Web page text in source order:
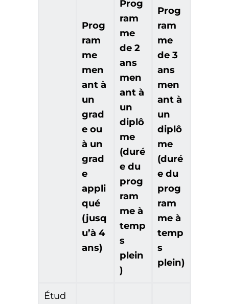
Prog
ram
me
men
ant à
un
grad
e ou
à un
grad
e
appli
qué
(jusq
u’à 4
ans)
Prog
ram
me
de 2
ans
men
ant à
un
diplô
me
(duré
e du
prog
ram
me à
temp
s
plein
)
Prog
ram
me
de 3
ans
men
ant à
un
diplô
me
(duré
e du
prog
ram
me à
temp
s
plein)
Étud